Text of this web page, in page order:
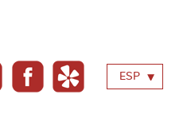
ESP